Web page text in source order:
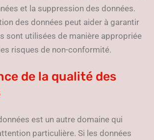
et la suppression des données.
des données peut aider à garantir
sont utilisées de manière appropriée
risques de non-conformité.
de la qualité des
est un autre domaine qui
particulière. Si les données